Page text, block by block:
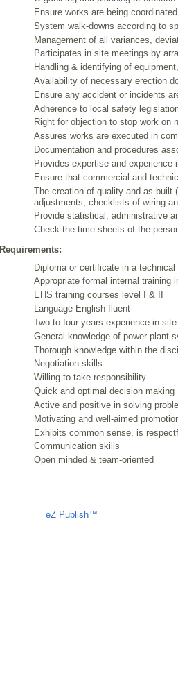
Ensure works are being
System walk-downs according to
Management of all variances,
Participates in site meetings by
Handling & identifying of
Availability of necessary erection
Ensure any accident or incidents
Adherence to local safety
Right for objection to stop work on
Assures works are executed in
Documentation and procedures
Provides expertise and
Ensure that commercial and
The creation of quality and as-
adjustments, checklists of wiring
Provide statistical, administrative
Check the time sheets of the
Requirements:
Diploma or certificate in a technical
Appropriate formal internal training
EHS training courses level I & II
Language English fluent
Two to four years experience in
General knowledge of power plant
Thorough knowledge within the
Negotiation skills
Willing to take responsibility
Quick and optimal decision making
Active and positive in solving
Motivating and well-aimed
Exhibits common sense, is
Communication skills
Open minded & team-oriented
eZ Publish™